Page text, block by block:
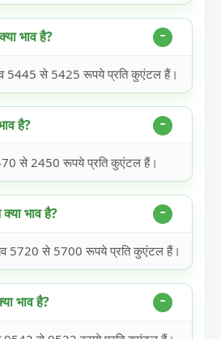
भाव है?
5445 से 5425 रूपये प्रति कुएंटल हैं।
है?
से 2450 रूपये प्रति कुएंटल हैं।
भाव है?
5720 से 5700 रूपये प्रति कुएंटल हैं।
भाव है?